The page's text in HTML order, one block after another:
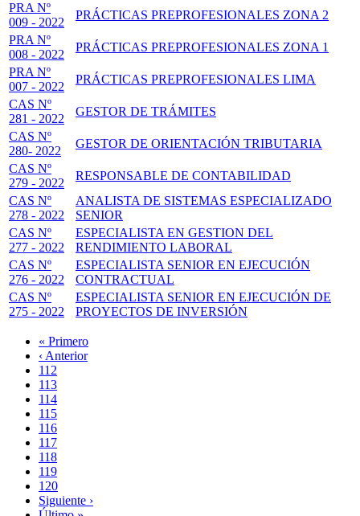
PRA Nº
009 - 2022
PRÁCTICAS PREPROFESIONALES ZONA 2
PRA Nº
008 - 2022
PRÁCTICAS PREPROFESIONALES ZONA 1
PRA Nº
007 - 2022
PRÁCTICAS PREPROFESIONALES LIMA
CAS Nº
281 - 2022
GESTOR DE TRÁMITES
CAS Nº
280- 2022
GESTOR DE ORIENTACIÓN TRIBUTARIA
CAS Nº
279 - 2022
RESPONSABLE DE CONTABILIDAD
CAS Nº
278 - 2022
ANALISTA DE SISTEMAS ESPECIALIZADO
SENIOR
CAS Nº
277 - 2022
ESPECIALISTA EN GESTION DEL
RENDIMIENTO LABORAL
CAS Nº
276 - 2022
ESPECIALISTA SENIOR EN EJECUCIÓN
CONTRACTUAL
CAS Nº
275 - 2022
ESPECIALISTA SENIOR EN EJECUCIÓN DE
PROYECTOS DE INVERSIÓN
Paginación
Primera
página
« Primero
Página
anterior
‹ Anterior
Page
112
Page
113
Page
114
Page
115
Página
actual
116
Page
117
Page
118
Page
119
Page
120
Siguiente
Siguiente ›